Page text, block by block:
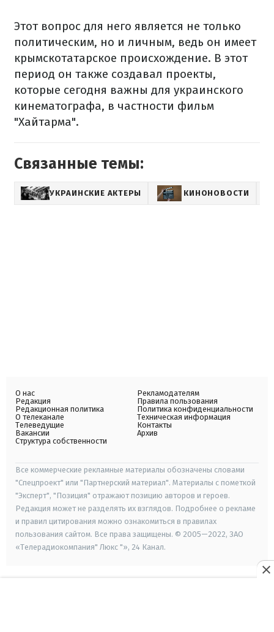
Этот вопрос для него является не только
политическим, но и личным, ведь он имеет
крымскотатарское происхождение. В этот
период он также создавал проекты,
которые сегодня важны для украинского
кинематографа, в частности фильм
"Хайтарма".
Связанные темы:
УКРАИНСКИЕ АКТЕРЫ КИНОНОВОСТИ
О нас
Редакция
Редакционная политика
О телеканале
Телеведущие
Вакансии
Структура собственности
Рекламодателям
Правила пользования
Политика конфиденциальности
Техническая информация
Контакты
Архив
Все коммерческие рекламные материалы обозначены словами
"Спецпроект" или "Партнерский материал". Материалы с пометкой
"Эксперт", "Позиция" отражают позицию авторов и героев.
Редакция может не разделять их взглядов. Подробнее о рекламе
и правил цитирования можно ознакомиться в правилах
пользования сайтом. Все права защищены. © 2005—2022, ЗАО
«Телерадиокомпания" Люкс "», 24 Канал.